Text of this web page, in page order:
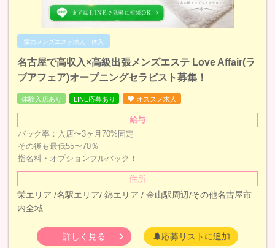
栄のメンズエステ求人・体入
名古屋で高収入×高級出張メンズエステ Love Affair(ラ
ブアフェア)オープニングセラピスト募集！
体験入店あり LINE応募あり オススメ求人
給与
バック率：入店〜3ヶ月70%固定
その後も最低55〜70％
指名料・オプションフルバック！
住所
栄エリア /名駅エリア/ 錦エリア / 金山駅周辺/その他名古屋市
内全域
詳しく見る 応募リストに追加